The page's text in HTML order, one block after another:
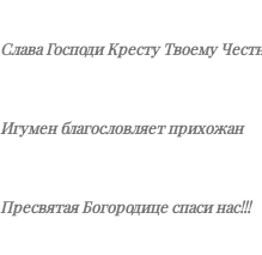
Слава Господи Кресту Твоему
Игумен благословляет прихожан
Пресвятая Богородице спаси нас!!!